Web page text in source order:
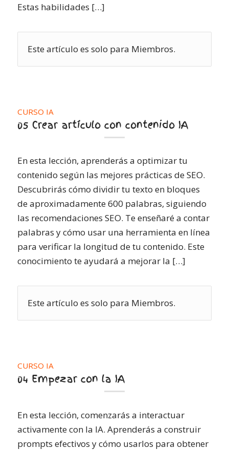
Estas habilidades […]
Este artículo es solo para Miembros.
CURSO IA
05 Crear artículo con contenido IA
En esta lección, aprenderás a optimizar tu
contenido según las mejores prácticas de SEO.
Descubrirás cómo dividir tu texto en bloques
de aproximadamente 600 palabras, siguiendo
las recomendaciones SEO. Te enseñaré a contar
palabras y cómo usar una herramienta en línea
para verificar la longitud de tu contenido. Este
conocimiento te ayudará a mejorar la […]
Este artículo es solo para Miembros.
CURSO IA
04 Empezar con la IA
En esta lección, comenzarás a interactuar
activamente con la IA. Aprenderás a construir
prompts efectivos y cómo usarlos para obtener